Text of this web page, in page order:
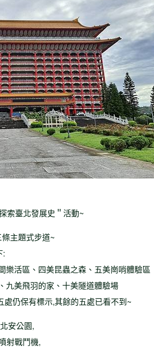
索臺北發展史＂活動~
主題式步道~
:
樂活區、四美昆蟲之森、五美崗哨體驗區
九美飛羽的家、十美隧道體驗場
仍保有標示,其餘的五處已看不到~
安公園,
射戰鬥機,